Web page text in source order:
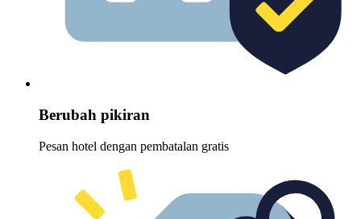
Berubah pikiran
Pesan hotel dengan pembatalan gratis